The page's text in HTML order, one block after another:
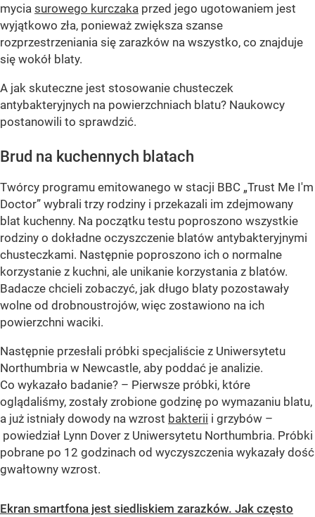
mycia surowego kurczaka przed jego ugotowaniem jest
wyjątkowo zła, ponieważ zwiększa szanse
rozprzestrzeniania się zarazków na wszystko, co znajduje
się wokół blaty.
A jak skuteczne jest stosowanie chusteczek
antybakteryjnych na powierzchniach blatu? Naukowcy
postanowili to sprawdzić.
Brud na kuchennych blatach
Twórcy programu emitowanego w stacji BBC „Trust Me I'm
Doctor” wybrali trzy rodziny i przekazali im zdejmowany
blat kuchenny. Na początku testu poproszono wszystkie
rodziny o dokładne oczyszczenie blatów antybakteryjnymi
chusteczkami. Następnie poproszono ich o normalne
korzystanie z kuchni, ale unikanie korzystania z blatów.
Badacze chcieli zobaczyć, jak długo blaty pozostawały
wolne od drobnoustrojów, więc zostawiono na ich
powierzchni waciki.
Następnie przesłali próbki specjaliście z Uniwersytetu
Northumbria w Newcastle, aby poddać je analizie.
Co wykazało badanie? – Pierwsze próbki, które
oglądaliśmy, zostały zrobione godzinę po wymazaniu blatu,
a już istniały dowody na wzrost bakterii i grzybów –
powiedział Lynn Dover z Uniwersytetu Northumbria. Próbki
pobrane po 12 godzinach od wyczyszczenia wykazały dość
gwałtowny wzrost.
Ekran smartfona jest siedliskiem zarazków. Jak często